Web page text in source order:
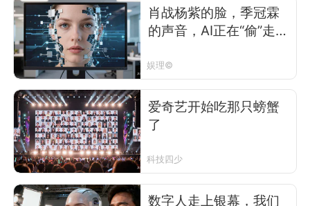
肖战杨紫的脸，季冠霖
的声音，AI正在“偷”走半
娱理©
爱奇艺开始吃那只螃蟹
了
科技四少
数字人走上银幕，我们